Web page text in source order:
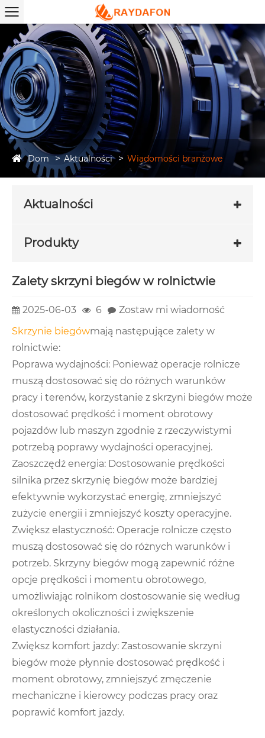
Dom Aktualności Wiadomości branżowe
Aktualności
Produkty
Zalety skrzyni biegów w rolnictwie
2025-06-03 6
Zostaw mi wiadomość
Skrzynie biegówmają następujące zalety w
rolnictwie:
Poprawa wydajności: Ponieważ operacje rolnicze
muszą dostosować się do różnych warunków
pracy i terenów, korzystanie z skrzyni biegów może
dostosować prędkość i moment obrotowy
pojazdów lub maszyn zgodnie z rzeczywistymi
potrzebą poprawy wydajności operacyjnej.
Zaoszczędź energia: Dostosowanie prędkości
silnika przez skrzynię biegów może bardziej
efektywnie wykorzystać energię, zmniejszyć
zużycie energii i zmniejszyć koszty operacyjne.
Zwiększ elastyczność: Operacje rolnicze często
muszą dostosować się do różnych warunków i
potrzeb. Skrzyny biegów mogą zapewnić różne
opcje prędkości i momentu obrotowego,
umożliwiając rolnikom dostosowanie się według
określonych okoliczności i zwiększenie
elastyczności działania.
Zwiększ komfort jazdy: Zastosowanie skrzyni
biegów może płynnie dostosować prędkość i
moment obrotowy, zmniejszyć zmęczenie
mechaniczne i kierowcy podczas pracy oraz
poprawić komfort jazdy.